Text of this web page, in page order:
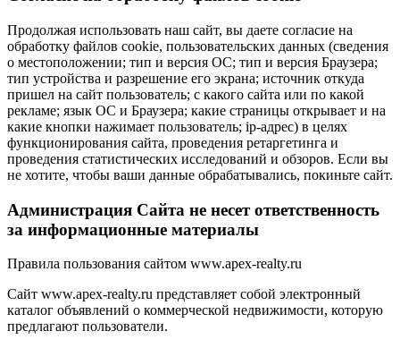
Продолжая использовать наш сайт, вы даете согласие на
обработку файлов cookie, пользовательских данных (сведения
о местоположении; тип и версия ОС; тип и версия Браузера;
тип устройства и разрешение его экрана; источник откуда
пришел на сайт пользователь; с какого сайта или по какой
рекламе; язык ОС и Браузера; какие страницы открывает и на
какие кнопки нажимает пользователь; ip-адрес) в целях
функционирования сайта, проведения ретаргетинга и
проведения статистических исследований и обзоров. Если вы
не хотите, чтобы ваши данные обрабатывались, покиньте сайт.
Администрация Сайта не несет ответственность
за информационные материалы
Правила пользования сайтом www.apex-realty.ru
Сайт www.apex-realty.ru представляет собой электронный
каталог объявлений о коммерческой недвижимости, которую
предлагают пользователи.